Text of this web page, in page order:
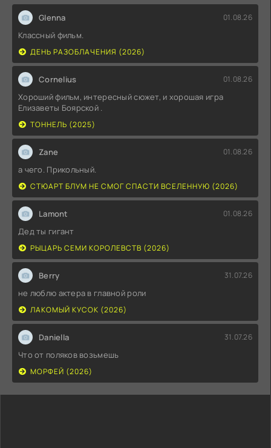
Glenna 01.08.26
Классный фильм.
ДЕНЬ РАЗОБЛАЧЕНИЯ (2026)
Cornelius 01.08.26
Хороший фильм, интересный сюжет, и хорошая игра
Елизаветы Боярской .
ТОННЕЛЬ (2025)
Zane 01.08.26
а чего. Прикольный.
СТЮАРТ БЛУМ НЕ СМОГ СПАСТИ ВСЕЛЕННУЮ (2026)
Lamont 01.08.26
Дед ты гигант
РЫЦАРЬ СЕМИ КОРОЛЕВСТВ (2026)
Berry 31.07.26
не люблю актера в главной роли
ЛАКОМЫЙ КУСОК (2026)
Daniella 31.07.26
Что от поляков возьмешь
МОРФЕЙ (2026)